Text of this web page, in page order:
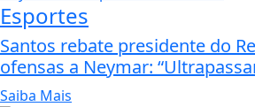
Esportes
Santos rebate presidente do
ofensas a Neymar:
Saiba Mais